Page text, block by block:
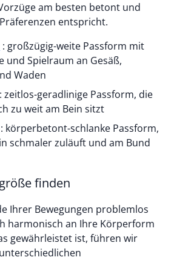
am besten betont und
entspricht.
: großzügig-weite Passform mit
und Spielraum an Gesäß,
Waden
: zeitlos-geradlinige Passform, die
zu weit am Bein sitzt
: körperbetont-schlanke Passform,
schmaler zuläuft und am Bund
finden
Ihrer Bewegungen problemlos
harmonisch an Ihre Körperform
gewährleistet ist, führen wir